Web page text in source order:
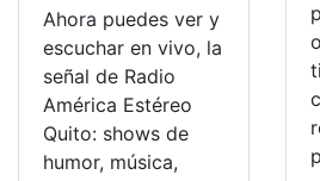
Ahora puedes ver y
escuchar en vivo, la
señal de Radio
América Estéreo
Quito: shows de
humor, música,